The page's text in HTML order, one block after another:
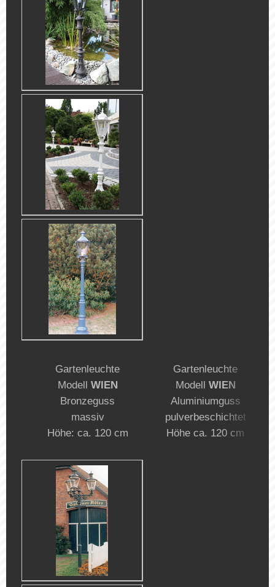
Gartenleuchte
Modell WIEN
Bronzeguss
massiv
Höhe: ca. 120 cm
Gartenleuchte
Modell WIEN
Aluminiumguss
pulverbeschichtet
Höhe ca. 120 cm